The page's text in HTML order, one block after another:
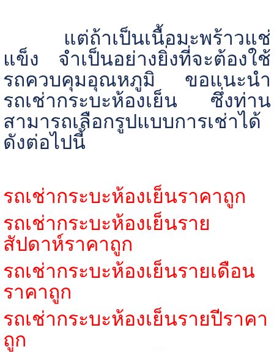
แต่ถ้าเป็นเนื้อมะพร้าวแช่
แข็ง จำเป็นอย่างยิ่งที่จะต้องใช้
รถควบคุมอุณหภูมิ ขอแนะนำ
รถเช่ากระบะห้องเย็น ซึ่งท่าน
สามารถเลือกรูปแบบการเช่าได้
ดังต่อไปนี้
รถเช่ากระบะห้องเย็นราคาถูก
รถเช่ากระบะห้องเย็นราย
สัปดาห์ราคาถูก
รถเช่ากระบะห้องเย็นรายเดือน
ราคาถูก
รถเช่ากระบะห้องเย็นรายปีราคา
ถูก